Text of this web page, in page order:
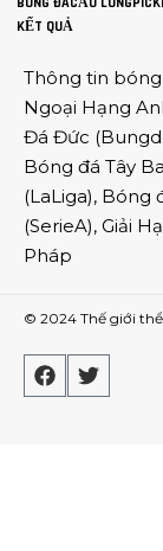
KẾT QUẢ
Thông tin
Ngoại Hạng
Đá Đức (
Bóng đá Tây
(LaLiga), Bóng
(SerieA), Giải
Pháp
© 2024 Thế giới